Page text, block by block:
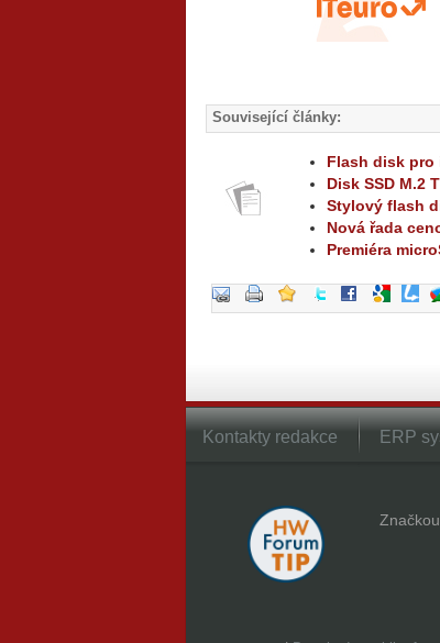
Související články:
Flash disk pro
Disk SSD M.2
Stylový flash
Nová řada
Premiéra
Kontakty redakce ERP
Značkou